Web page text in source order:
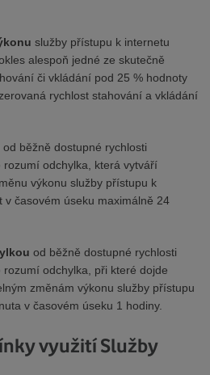
služby přístupu k internetu
alespoň jedné ze skutečně
či vkládání pod 25 % hodnoty
rychlost stahování a vkládání
od běžně dostupné rychlosti
odchylka, která vytváří
výkonu služby přístupu k
v časovém úseku maximálně 24
od běžně dostupné rychlosti
odchylka, při které dojde
změnám výkonu služby přístupu
v časovém úseku 1 hodiny.
využití Služby